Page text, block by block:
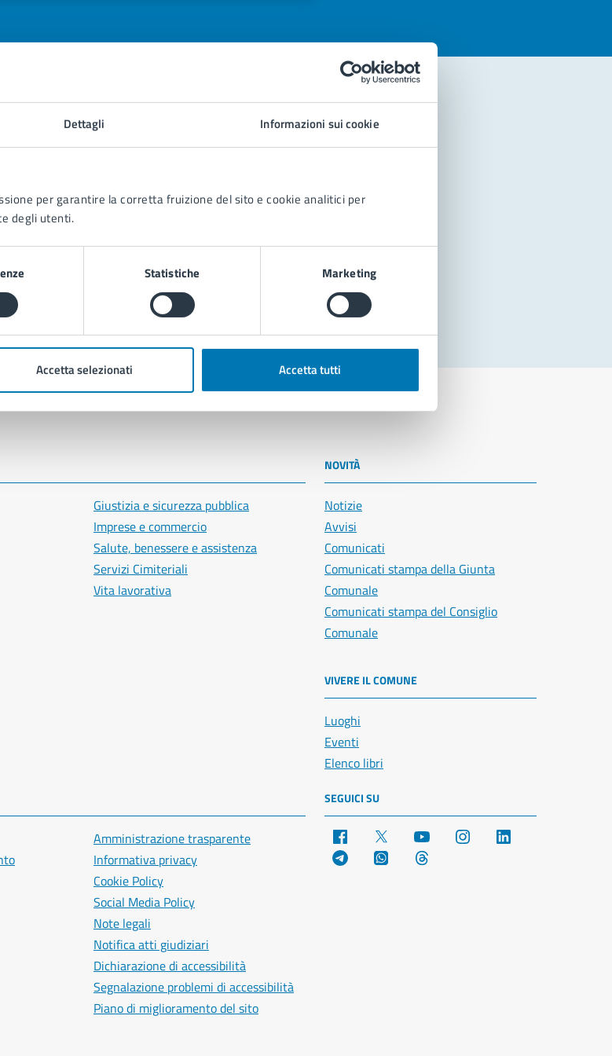
Dettagli Informazioni sui cookie
per garantire la corretta fruizione del sito e cookie analitici per
degli utenti.
Statistiche Marketing
Accetta selezionati Accetta tutti
Giustizia e sicurezza pubblica
Imprese e commercio
Salute, benessere e assistenza
Servizi Cimiteriali
Vita lavorativa
NOVITÀ
Notizie
Avvisi
Comunicati
Comunicati stampa della Giunta
Comunale
Comunicati stampa del Consiglio
Comunale
VIVERE IL COMUNE
Luoghi
Eventi
Elenco libri
Amministrazione trasparente
Informativa privacy
Cookie Policy
Social Media Policy
Note legali
Notifica atti giudiziari
Dichiarazione di accessibilità
Segnalazione problemi di accessibilità
Piano di miglioramento del sito
SEGUICI SU
Facebook YouTube Instagram
Telegram WhatsApp